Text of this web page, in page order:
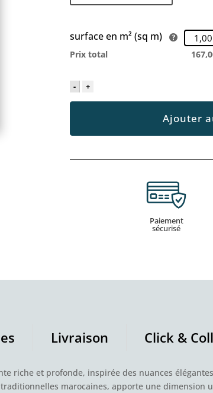
surface en m² (sq m)
Prix total
- +
Ajouter
Paiement
sécurisé
Livraison Click &
riche et profonde, inspirée des nuances
marocaines, apporte une dimension